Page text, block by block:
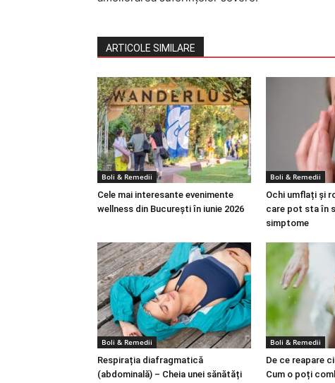
ARTICOLE SIMILARE
Boli & Remedii
Cele mai interesante evenimente
wellness din București în iunie 2026
Boli & Remedii
Ochi umflați și
care pot sta în
simptome
Boli & Remedii
Respirația diafragmatică
(abdominală) – Cheia unei sănătăți
Boli & Remedii
De ce reapare
Cum o poți